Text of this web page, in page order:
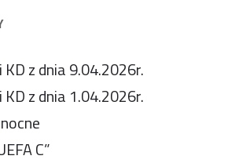
z dnia 9.04.2026r.
z dnia 1.04.2026r.
C”